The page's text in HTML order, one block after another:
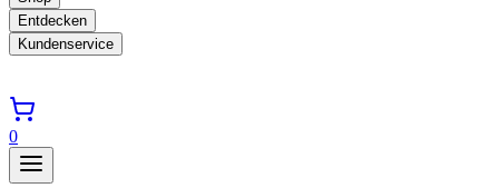
Entdecken
Kundenservice
0